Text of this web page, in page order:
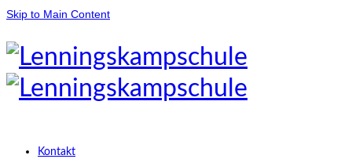
Skip to Main Content
Kontakt